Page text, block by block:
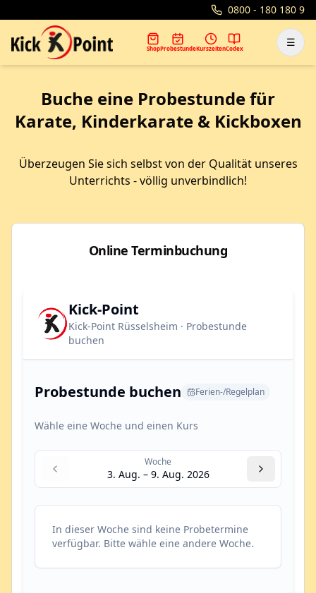
0800 - 180 180 9
ShopProbestundeKurszeitenCodex ☰
Buche eine Probestunde für
Karate, Kinderkarate & Kickboxen
Überzeugen Sie sich selbst von der Qualität unseres
Unterrichts - völlig unverbindlich!
Online Terminbuchung